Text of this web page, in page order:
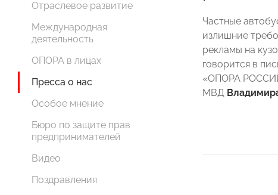
Отраслевое развитие
Международная
деятельность
ОПОРА в лицах
Пресса о нас
Особое мнение
Бюро по защите прав
предпринимателей
Видео
Поздравления
Частные
излишние
рекламы на
говорится в
«ОПОРА
МВД